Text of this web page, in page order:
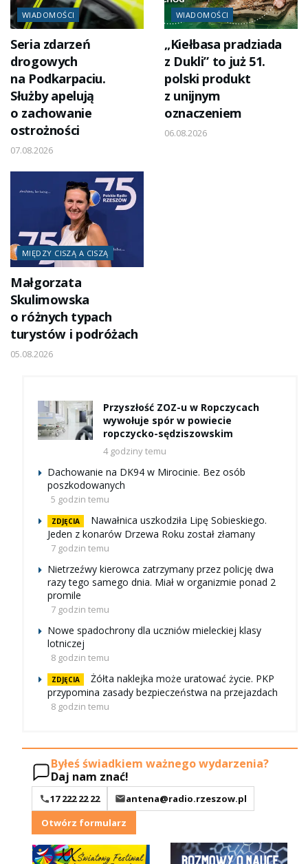
WIADOMOŚCI
Seria zdarzeń
drogowych
na Podkarpaciu.
Służby apelują
o zachowanie
ostrożności
07.08.2026
WIADOMOŚCI
„Kiełbasa pradziada
z Dukli” to już 51.
polski produkt
z unijnym
oznaczeniem
06.08.2026
MIĘDZY CISZĄ A CISZĄ
Małgorzata
Skulimowska
o różnych typach
turystów i podróżach
05.08.2026
Przyszłość ZOZ-u w Ropczycach
wywołuje spór w powiecie
ropczycko-sędziszowskim
4 godziny temu
Dachowanie na DK94 w Mirocinie. Bez osób
poszkodowanych
5 godzin temu
ZDJĘCIA
Nawałnica uszkodziła Lipę Sobieskiego.
Jeden z konarów Drzewa Roku został złamany
7 godzin temu
Nietrzeźwy kierowca zatrzymany przez policję dwa
razy tego samego dnia. Miał w organizmie ponad 2
promile
7 godzin temu
Nowe spadochrony dla uczniów mieleckiej klasy
lotniczej
8 godzin temu
ZDJĘCIA
Żółta naklejka może uratować życie. PKP
przypomina zasady bezpieczeństwa na przejazdach
8 godzin temu
Byłeś świadkiem ważnego wydarzenia?
Daj nam znać!
17 222 22 22
antena@radio.rzeszow.pl
Otwórz formularz